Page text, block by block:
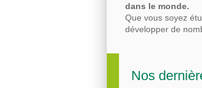
dans le monde.
Que vous soyez
développer de
Nos